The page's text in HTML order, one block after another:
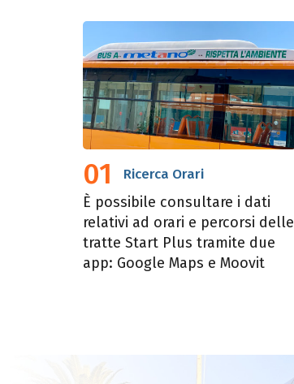
Ricerca Orari
01
È possibile consultare i dati
relativi ad orari e percorsi delle
tratte Start Plus tramite due
app: Google Maps e Moovit